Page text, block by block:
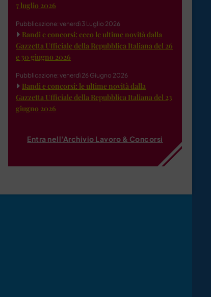
7 luglio 2026
Pubblicazione: venerdì 3 Luglio 2026
Bandi e concorsi: ecco le ultime novità dalla
Gazzetta Ufficiale della Repubblica Italiana del 26
e 30 giugno 2026
Pubblicazione: venerdì 26 Giugno 2026
Bandi e concorsi: le ultime novità dalla
Gazzetta Ufficiale della Repubblica Italiana del 23
giugno 2026
Entra nell'Archivio Lavoro & Concorsi